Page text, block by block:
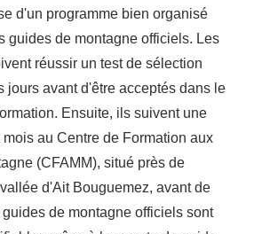
d'un programme bien organisé
guides de montagne officiels. Les
réussir un test de sélection
jours avant d'être acceptés dans le
Ensuite, ils suivent une
au Centre de Formation aux
(CFAMM), situé près de
d'Ait Bouguemez, avant de
de montagne officiels sont